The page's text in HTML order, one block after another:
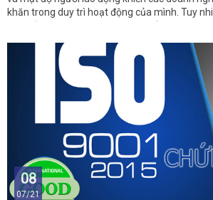
khăn trong duy trì hoạt động của mình. Tuy
những công nghệ như vậy giúp các lĩnh vực
08
07/21